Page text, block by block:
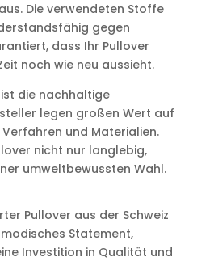
Die verwendeten Stoffe
gegen
dass Ihr Pullover
noch wie neu aussieht.
die nachhaltige
legen großen Wert auf
und Materialien.
nicht nur langlebig,
umweltbewussten Wahl.
Pullover aus der Schweiz
Statement,
Investition in Qualität und